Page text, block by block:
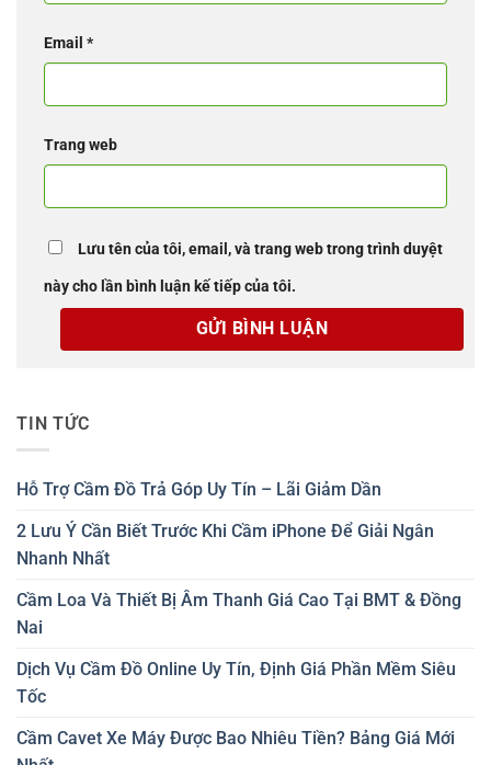
Email *
Trang web
Lưu tên của tôi, email, và trang web trong trình duyệt
này cho lần bình luận kế tiếp của tôi.
TIN TỨC
Hỗ Trợ Cầm Đồ Trả Góp Uy Tín – Lãi Giảm Dần
2 Lưu Ý Cần Biết Trước Khi Cầm iPhone Để Giải Ngân
Nhanh Nhất
Cầm Loa Và Thiết Bị Âm Thanh Giá Cao Tại BMT & Đồng
Nai
Dịch Vụ Cầm Đồ Online Uy Tín, Định Giá Phần Mềm Siêu
Tốc
Cầm Cavet Xe Máy Được Bao Nhiêu Tiền? Bảng Giá Mới